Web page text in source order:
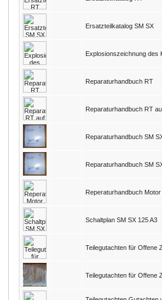
Ersatzteilkatalog SM SX
Explosionszeichnung des
Reparaturhandbuch RT
Reparaturhandbuch RT
Reparaturhandbuch SM
Reparaturhandbuch SM
Reperaturhandbuch Motor
Schaltplan SM SX 125 A3
Teilegutachten für Offene
Teilegutachten für Offene